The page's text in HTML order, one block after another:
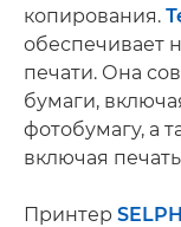
копирования.
обеспечивает
печати. Она
бумаги,
фотобумагу, а
включая
Принтер